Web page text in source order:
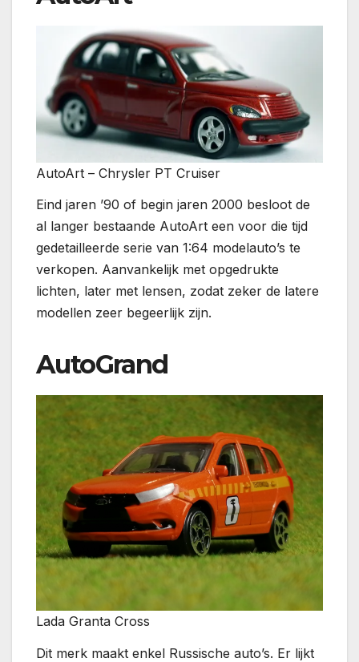
AutoArt – Chrysler PT Cruiser
Eind jaren ’90 of begin jaren 2000 besloot de
al langer bestaande AutoArt een voor die tijd
gedetailleerde serie van 1:64 modelauto’s te
verkopen. Aanvankelijk met opgedrukte
lichten, later met lensen, zodat zeker de latere
modellen zeer begeerlijk zijn.
AutoGrand
Lada Granta Cross
Dit merk maakt enkel Russische auto’s. Er lijkt